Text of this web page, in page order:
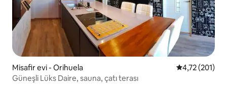
Misafir evi - Orihuela 5 üzerinden
4,72 (201)
Güneşli Lüks Daire, sauna, çatı terası